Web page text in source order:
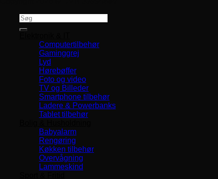
Søg
efter:
Computertilbehør
Gaminggrej
Lyd
Hørebøffer
Foto og video
TV og Billeder
Smartphone tilbehør
Ladere & Powerbanks
Tablet tilbehør
Babyalarm
Rengøring
Køkken tilbehør
Overvågning
Lammeskind